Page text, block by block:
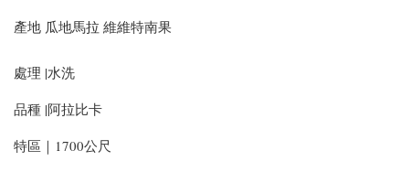
產地 瓜地馬拉 維維特南果
處理 |水洗
品種 |阿拉比卡
特區｜1700公尺